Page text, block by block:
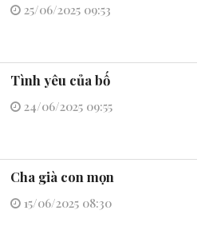
25/06/2025 09:53
Tình yêu của bố
24/06/2025 09:55
Cha già con mọn
15/06/2025 08:30